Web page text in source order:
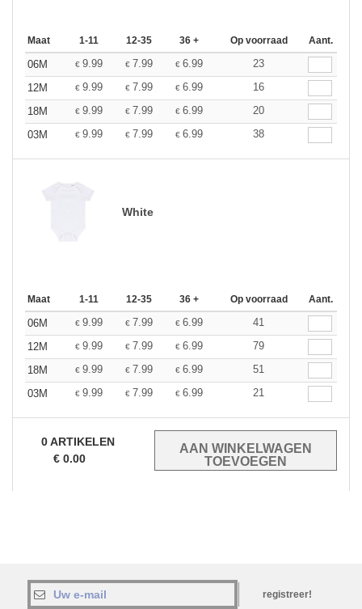
Maat 1-11 12-35 36 + Op voorraad Aant.
06M € 9.99 € 7.99 € 6.99
23
12M
€ 9.99 € 7.99 € 6.99
16
18M
€ 9.99 € 7.99 € 6.99
20
03M
€ 9.99 € 7.99 € 6.99 38
White
Maat 1-11 12-35 36 + Op voorraad Aant.
06M € 9.99 € 7.99 € 6.99
41
12M
€ 9.99 € 7.99 € 6.99
79
18M
€ 9.99 € 7.99 € 6.99
51
03M
€ 9.99 € 7.99 € 6.99 21
0ARTIKELEN
€ 0.00
registreer!